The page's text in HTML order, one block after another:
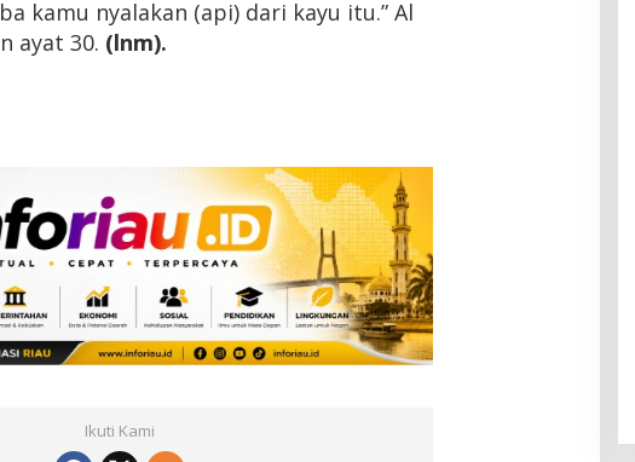
kamu nyalakan (api) dari kayu itu.” Al
ayat 30. (lnm).
Ikuti Kami